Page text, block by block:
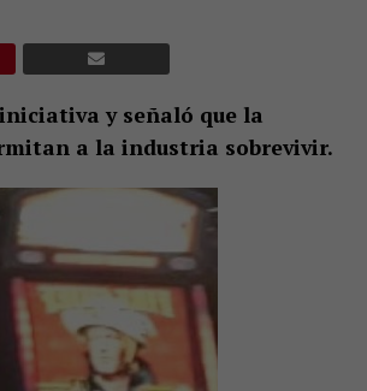
y señaló que la
a la industria sobrevivir.